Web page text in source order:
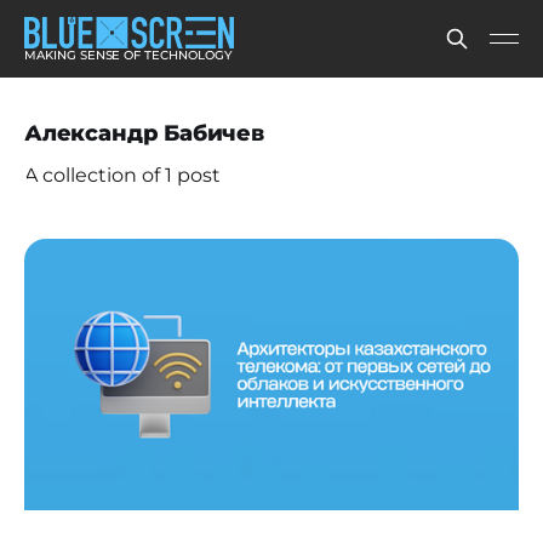
MAKING SENSE OF TECHNOLOGY
Александр Бабичев
A collection of 1 post